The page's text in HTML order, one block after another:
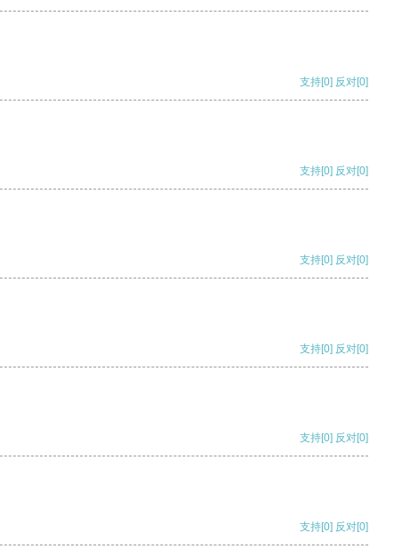
支持[0] 反对[0]
支持[0] 反对[0]
支持[0] 反对[0]
支持[0] 反对[0]
支持[0] 反对[0]
支持[0] 反对[0]